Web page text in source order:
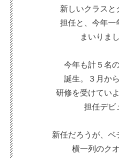
新しいクラスと
担任と、今年一
まいりま
今年も計５名
誕生。３月か
研修を受けてい
担任デビ
新任だろうが、ベ
横一列のク